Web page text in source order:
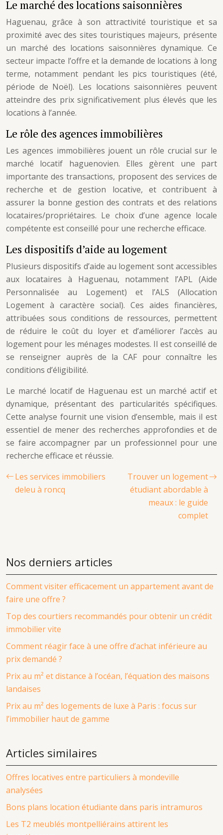
Le marché des locations saisonnières
Haguenau, grâce à son attractivité touristique et sa
proximité avec des sites touristiques majeurs, présente
un marché des locations saisonnières dynamique. Ce
secteur impacte l’offre et la demande de locations à long
terme, notamment pendant les pics touristiques (été,
période de Noël). Les locations saisonnières peuvent
atteindre des prix significativement plus élevés que les
locations à l’année.
Le rôle des agences immobilières
Les agences immobilières jouent un rôle crucial sur le
marché locatif haguenovien. Elles gèrent une part
importante des transactions, proposent des services de
recherche et de gestion locative, et contribuent à
assurer la bonne gestion des contrats et des relations
locataires/propriétaires. Le choix d’une agence locale
compétente est conseillé pour une recherche efficace.
Les dispositifs d’aide au logement
Plusieurs dispositifs d’aide au logement sont accessibles
aux locataires à Haguenau, notamment l’APL (Aide
Personnalisée au Logement) et l’ALS (Allocation
Logement à caractère social). Ces aides financières,
attribuées sous conditions de ressources, permettent
de réduire le coût du loyer et d’améliorer l’accès au
logement pour les ménages modestes. Il est conseillé de
se renseigner auprès de la CAF pour connaître les
conditions d’éligibilité.
Le marché locatif de Haguenau est un marché actif et
dynamique, présentant des particularités spécifiques.
Cette analyse fournit une vision d’ensemble, mais il est
essentiel de mener des recherches approfondies et de
se faire accompagner par un professionnel pour une
recherche efficace et réussie.
Les services immobiliers
deleu à roncq
Trouver un logement
étudiant abordable à
meaux : le guide
complet
Nos derniers articles
Comment visiter efficacement un appartement avant de
faire une offre ?
Top des courtiers recommandés pour obtenir un crédit
immobilier vite
Comment réagir face à une offre d’achat inférieure au
prix demandé ?
Prix au m² et distance à l’océan, l’équation des maisons
landaises
Prix au m² des logements de luxe à Paris : focus sur
l’immobilier haut de gamme
Articles similaires
Offres locatives entre particuliers à mondeville
analysées
Bons plans location étudiante dans paris intramuros
Les T2 meublés montpelliérains attirent les